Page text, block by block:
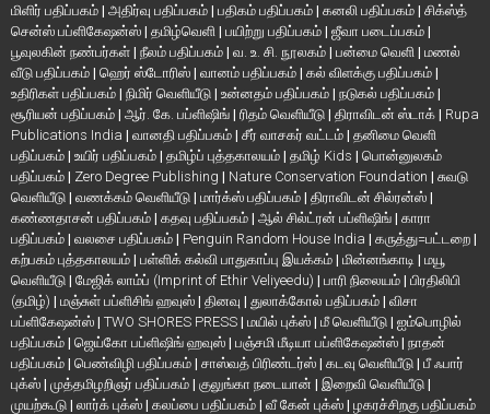
மிளிர் பதிப்பகம் | அதிர்வு பதிப்பகம் | பதிகம் பதிப்பகம் | கனலி பதிப்பகம் | சிக்ஸ்த்
சென்ஸ் பப்ளிகேஷன்ஸ் | தமிழ்வெளி | பயிற்று பதிப்பகம் | ஜீவா படைப்பகம் |
பூவுலகின் நண்பர்கள் | நீலம் பதிப்பகம் | வ. உ. சி. நூலகம் | பன்மை வெளி | மணல்
வீடு பதிப்பகம் | ஹெர் ஸ்டோரிஸ் | வானம் பதிப்பகம் | கல் விளக்கு பதிப்பகம் |
உதிரிகள் பதிப்பகம் | நிமிர் வெளியீடு | உன்னதம் பதிப்பகம் | நடுகல் பதிப்பகம் |
சூரியன் பதிப்பகம் | ஆர். கே. பப்ளிஷிங் | ரிதம் வெளியீடு | திராவிடன் ஸ்டாக் | Rupa
Publications India | வானதி பதிப்பகம் | சீர் வாசகர் வட்டம் | தனிமை வெளி
பதிப்பகம் | உயிர் பதிப்பகம் | தமிழ்ப் புத்தகாலயம் | தமிழ் Kids | பொன்னுலகம்
பதிப்பகம் | Zero Degree Publishing | Nature Conservation Foundation | சுவடு
வெளியீடு | வணக்கம் வெளியீடு | மார்க்ஸ் பதிப்பகம் | திராவிடன் சில்ரன்ஸ் |
கண்ணதாசன் பதிப்பகம் | கதவு பதிப்பகம் | ஆல் சில்ட்ரன் பப்ளிஷிங் | காரா
பதிப்பகம் | வலசை பதிப்பகம் | Penguin Random House India | கருத்து=பட்டறை |
கற்பகம் புத்தகாலயம் | பள்ளிக் கல்வி பாதுகாப்பு இயக்கம் | மின்னங்காடி | மயூ
வெளியீடு | மேஜிக் லாம்ப் (Imprint of Ethir Veliyeedu) | பாரி நிலையம் | பிரதிலிபி
(தமிழ்) | மஞ்சுள் பப்ளிசிங் ஹவுஸ் | தினவு | துலாக்கோல் பதிப்பகம் | விசா
பப்ளிகேஷன்ஸ் | TWO SHORES PRESS | மயில் புக்ஸ் | மீ வெளியீடு | ஐம்பொழில்
பதிப்பகம் | ஜெய்கோ பப்ளிஷிங் ஹவுஸ் | பஞ்சமி மீடியா பப்ளிகேஷன்ஸ் | நாதன்
பதிப்பகம் | பெண்விழி பதிப்பகம் | சாஸ்வத் பிரிண்டர்ஸ் | கடவு வெளியீடு | பீ ஃபார்
புக்ஸ் | முத்தமிழறிஞர் பதிப்பகம் | குலுங்கா நடையான் | இறைவி வெளியீடு |
முயற்கூடு | லார்க் புக்ஸ் | கலப்பை பதிப்பகம் | வீ கேன் புக்ஸ் | ழகரச்சிறகு பதிப்பகம்